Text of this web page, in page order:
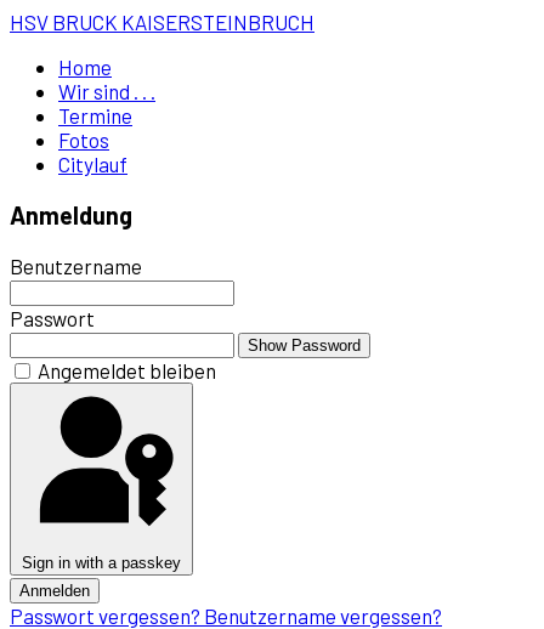
HSV BRUCK KAISERSTEINBRUCH
Home
Wir sind . . .
Termine
Fotos
Citylauf
Anmeldung
Benutzername
Passwort
Show Password
Angemeldet bleiben
Sign in with a passkey
Anmelden
Passwort vergessen? Benutzername vergessen?